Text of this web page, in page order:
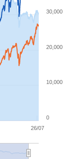
26/07
0
10,000
20,000
30,000